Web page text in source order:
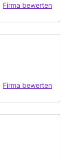
Firma bewerten
Firma bewerten